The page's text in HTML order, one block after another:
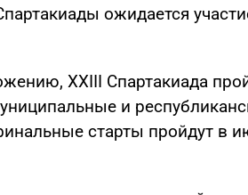
ожидается
XXIII Спартакиада
и
старты пройдут в